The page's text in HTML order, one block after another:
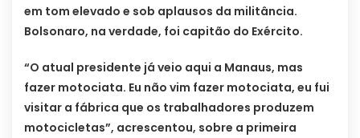
em tom elevado e sob aplausos da militância.
Bolsonaro, na verdade, foi capitão do Exército.
“O atual presidente já veio aqui a Manaus, mas
fazer motociata. Eu não vim fazer motociata, eu fui
visitar a fábrica que os trabalhadores produzem
motocicletas”, acrescentou, sobre a primeira